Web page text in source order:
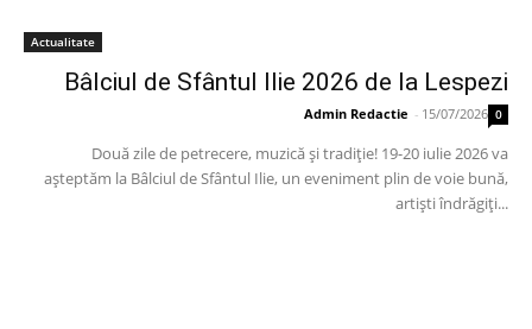
Actualitate
Bâlciul de Sfântul Ilie 2026 de la Lespezi
Admin Redactie - 15/07/2026 0
Două zile de petrecere, muzică și tradiție! 19-20 iulie 2026 va
așteptăm la Bâlciul de Sfântul Ilie, un eveniment plin de voie bună,
artiști îndrăgiți...